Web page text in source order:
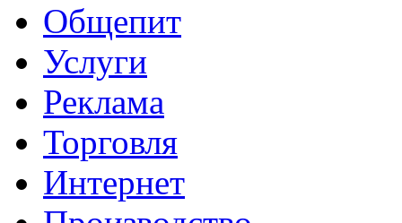
Общепит
Услуги
Реклама
Торговля
Интернет